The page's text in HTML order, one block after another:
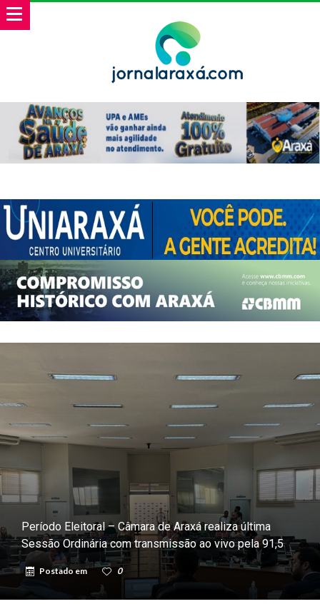
Período Eleitoral – Câmara de Araxá realiza última
Sessão Ordinária com transmissão ao vivo pela 91,5
Postado em 0